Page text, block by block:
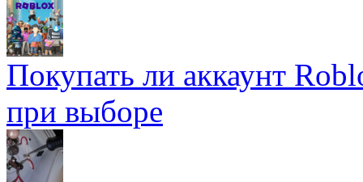
Покупать ли аккаунт
при выборе